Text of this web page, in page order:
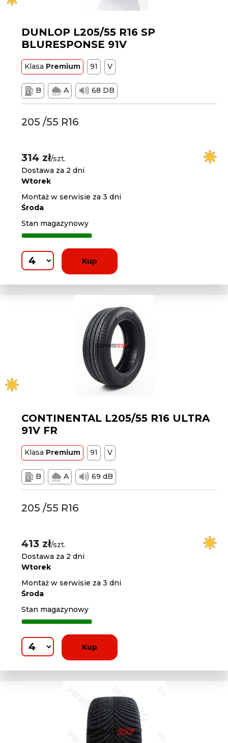
DUNLOP L205/55 R16 SP
BLURESPONSE 91V
Klasa Premium 91 V
B A 68 DB
205 /55 R16
314 zł/szt.
Dostawa za 2 dni
Wtorek
Montaż w serwisie za 3 dni
Środa
Stan magazynowy
Kup
CONTINENTAL L205/55 R16 ULTRA
91V FR
Klasa Premium 91 V
B A 69 dB
205 /55 R16
413 zł/szt.
Dostawa za 2 dni
Wtorek
Montaż w serwisie za 3 dni
Środa
Stan magazynowy
Kup